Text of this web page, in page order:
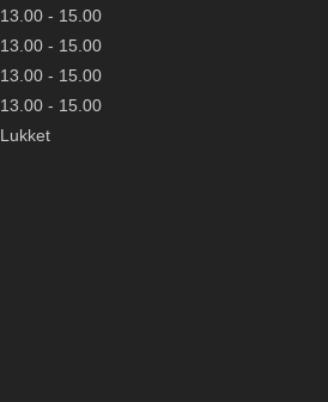
13.00 - 15.00
13.00 - 15.00
13.00 - 15.00
13.00 - 15.00
Lukket